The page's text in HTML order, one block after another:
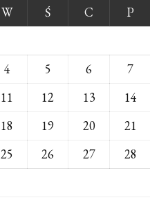
W Ś C P
4 5 6 7
11 12 13 14
18 19 20 21
25 26 27 28